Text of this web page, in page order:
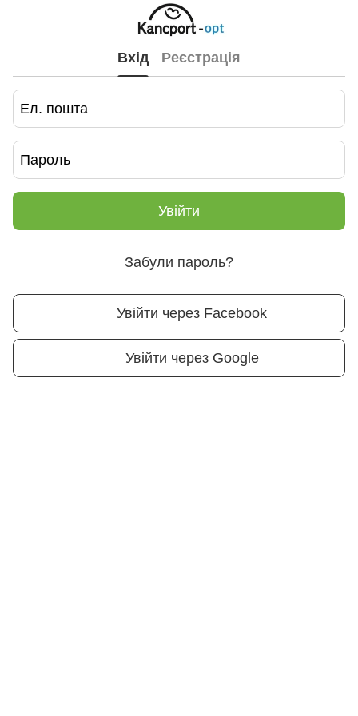
Вхід Реєстрація
Увійти
Забули пароль?
Увійти через Facebook
Увійти через Google